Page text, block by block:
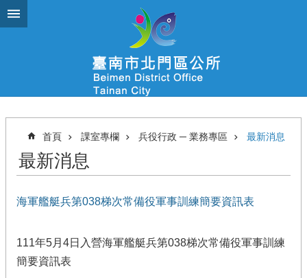
跳到主要內容區塊
首頁 課室專欄 兵役行政 ─ 業務專區 最新消息
最新消息
海軍艦艇兵第038梯次常備役軍事訓練簡要資訊表
111年5月4日入營海軍艦艇兵第038梯次常備役軍事訓練
簡要資訊表